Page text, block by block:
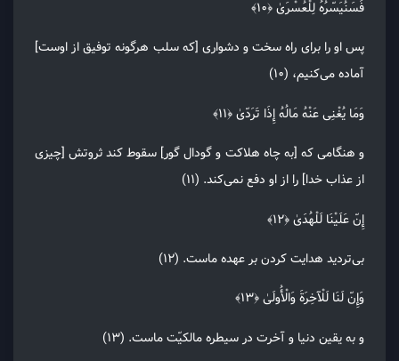
فَسَنُیَسّرُهُ لِلْعُسْرَیٰ ﴿۱۰﴾
پس او را برای راه سخت و دشواری [که سلب هرگونه توفیق از اوست]
آماده می‌کنیم، (۱۰)
وَمَا یُغْنِی عَنْهُ مَالُهُ إِذَا تَرَدّیٰ ﴿۱۱﴾
و هنگامی که [به چاه هلاکت و گودال گور] سقوط کند ثروتش [چیزی
از عذاب خدا] را از او دفع نمی‌کند. (۱۱)
إِنّ عَلَیْنَا لَلْهُدَیٰ ﴿۱۲﴾
بی‌تردید هدایت کردن بر عهده ماست. (۱۲)
وَإِنّ لَنَا لَلْآخِرَةَ وَالْأُولَیٰ ﴿۱۳﴾
و به یقین دنیا و آخرت در سیطره مالکیّت ماست. (۱۳)